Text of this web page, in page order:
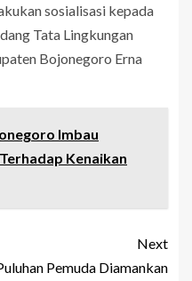
sosialisasi kepada
Tata Lingkungan
Bojonegoro Erna
Imbau
Kenaikan
Next
Pemuda Diamankan